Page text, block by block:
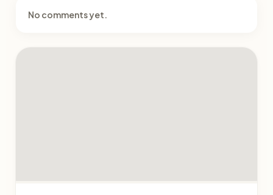
No comments yet.